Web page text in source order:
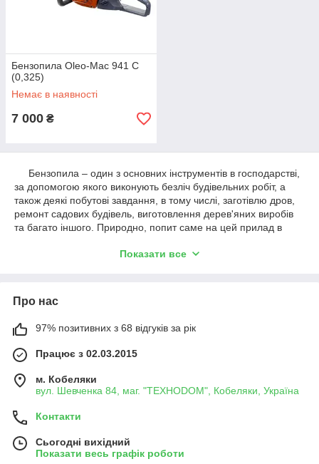
Бензопила Oleo-Mac 941 C
(0,325)
Немає в наявності
7 000 ₴
Бензопила – один з основних інструментів в господарстві,
за допомогою якого виконують безліч будівельних робіт, а
також деякі побутові завдання, в тому числі, заготівлю дров,
ремонт садових будівель, виготовлення дерев'яних виробів
та багато іншого. Природно, попит саме на цей прилад в
купити бензопилуна будь-який бюджет і під будь-які
В даний час вибір таких інструментів на ринку дуже
великий. Проте більшість споживачів, орієнтуючись на
середню потужність і функціональність приладів, можуть
купить
хорошу бензопилу , обрану за такими параметрами:
·
наявність праймера, полегшує пуск;
·
роботі);
бак ємністю 450 мл;
· наявність механічного гальма;
·
· наявність кількох швидкісних режимів роботи;
невисокий рівень шуму – в середньому 118 dB(A);
Показати все
Про нас
97% позитивних з 68 відгуків за рік
Працює з 02.03.2015
м. Кобеляки
вул. Шевченка 84, маг. "ТЕХНОDOM", Кобеляки, Україна
Контакти
Сьогодні вихідний
Показати весь графік роботи